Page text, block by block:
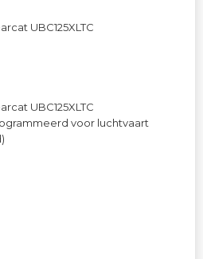
UBC125XLTC
UBC125XLTC
voor luchtvaart